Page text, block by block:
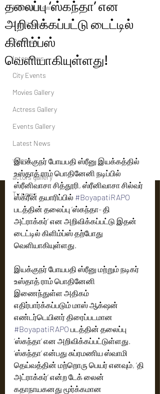
Political News
Tamil News
Reviews
Interviews
City Events
Movies Gallery
Actress Gallery
Events Gallery
Latest News
videos
actors gallery
Tv news
தலைப்பு ‘ஸ்கந்தா’ என
அறிவிக்கப்பட்டு டைட்டில்
கிளிம்ப்ஸ்
வெளியாகியுள்ளது!
இயக்குநர் போயபதி ஸ்ரீனு இயக்கத்தில்
உஸ்தாத் ராம் பொதினேனி நடிப்பில்
ஸ்ரீனிவாசா சித்தூரி, ஸ்ரீனிவாசா சில்வர்
ஸ்க்ரீன் தயாரிப்பில் #BoyapatiRAPO
படத்தின் தலைப்பு ‘ஸ்கந்தா- தி
அட்ராக்கர்’ என அறிவிக்கப்பட்டு இதன்
டைட்டில் கிளிம்ப்ஸ் தற்போது
வெளியாகியுள்ளது.
இயக்குநர் போயபதி ஸ்ரீனு மற்றும் நடிகர்
உஸ்தாத் ராம் பொதினேனி
இணைந்துள்ள அதிகம்
எதிர்பார்க்கப்படும் மாஸ் ஆக்‌ஷன்
எண்டர்டெயினர் திரைப்படமான
#BoyapatiRAPO படத்தின் தலைப்பு
’ஸ்கந்தா’ என அறிவிக்கப்பட்டுள்ளது.
‘ஸ்கந்தா’ என்பது சுப்ரமணிய ஸ்வாமி
தெய்வத்தின் மற்றொரு பெயர் எனவும், ‘தி
அட்ராக்கர்’ என்ற டேக் லைன்
கதாநாயகனது மூர்க்கமான